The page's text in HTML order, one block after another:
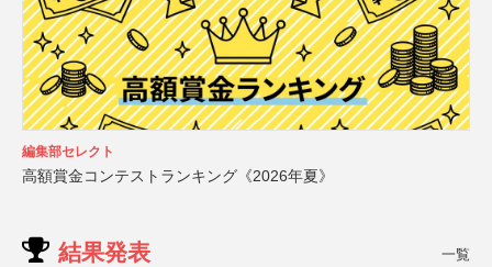
編集部セレクト
高額賞金コンテストランキング《2026年夏》
結果発表 一覧